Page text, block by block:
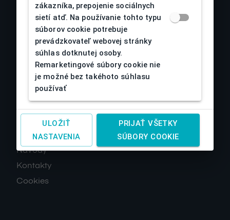
O nás
Obchodné podmienky
Reklamácia a vrátenie tovaru
Doprava a platby
Spracovanie osobných údajov
Návody
Kontakty
Cookies
zákazníka, prepojenie sociálnych
sietí atď. Na používanie tohto typu
súborov cookie potrebuje
prevádzkovateľ webovej stránky
súhlas dotknutej osoby.
Remarketingové súbory cookie nie
je možné bez takéhoto súhlasu
používať
ULOŽIŤ
NASTAVENIA
PRIJAŤ VŠETKY
SÚBORY COOKIE